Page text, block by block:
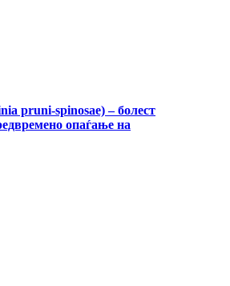
pruni-spinosae) – болест
опаѓање на